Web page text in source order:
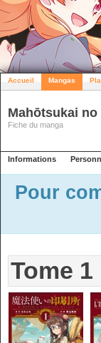
Accueil Mangas
Mahōtsukai
Fiche du manga
Informations
Pour
Tome 1